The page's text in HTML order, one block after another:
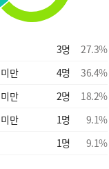
3명 27.3%
만
4명 36.4%
만
2명 18.2%
만
1명 9.1%
1명 9.1%